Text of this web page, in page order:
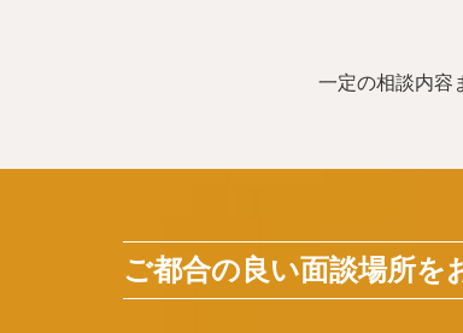
一定の相談内容
ご都合の良い面談場所を